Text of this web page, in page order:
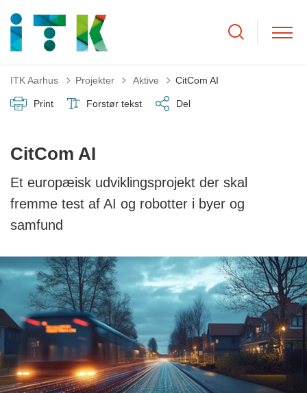
ITK Aarhus Projekter Tilbage til
Aktive CitCom AI
Print Forstør tekst Del
CitCom AI
Et europæisk udviklingsprojekt der skal
fremme test af AI og robotter i byer og
samfund